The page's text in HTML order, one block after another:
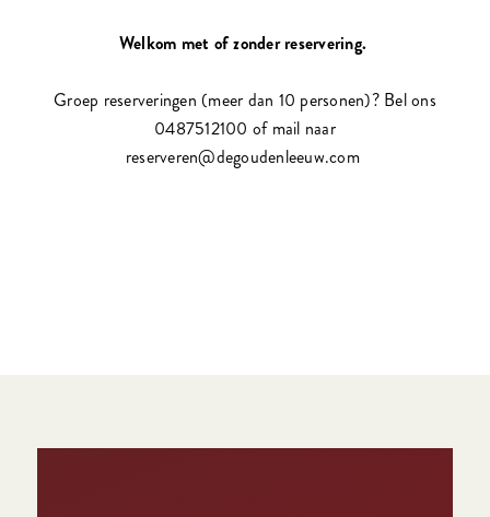
Welkom met of zonder reservering.
Groep reserveringen (meer dan 10 personen)? Bel ons
0487512100 of mail naar
reserveren@degoudenleeuw.com